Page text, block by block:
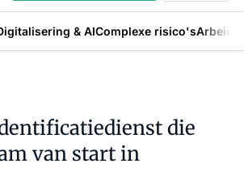
& AIComplexe risico's
die
van start in